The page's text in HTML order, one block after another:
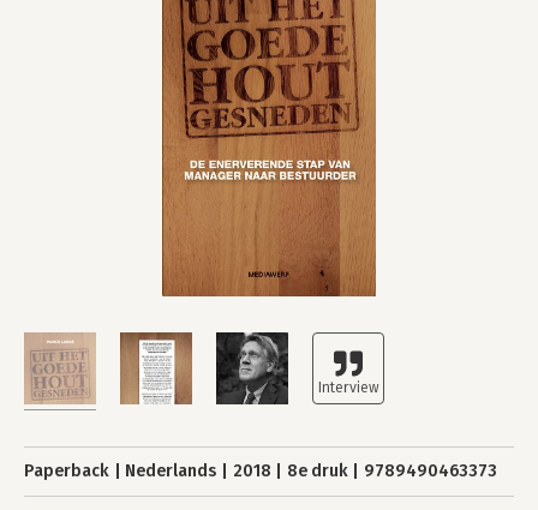
Paperback Nederlands 2018 8e druk 9789490463373